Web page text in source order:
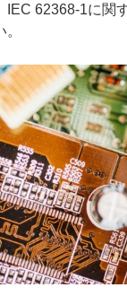
IEC 62368-1に関